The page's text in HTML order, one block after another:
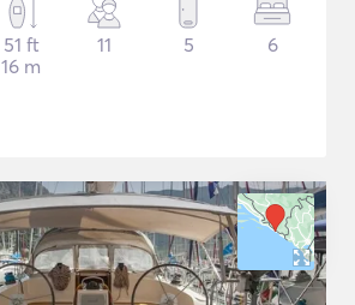
51 ft
16 m
11 5 6